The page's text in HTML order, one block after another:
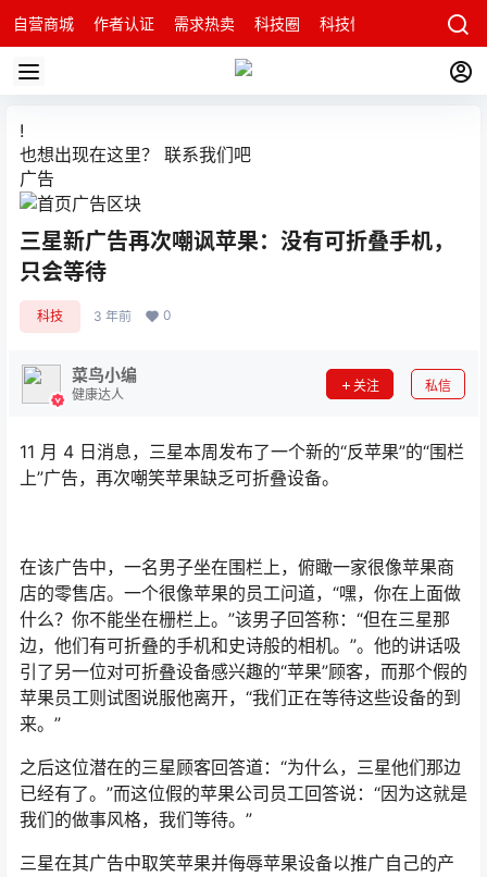
自营商城 作者认证 需求热卖 科技圈 科技快讯 智能科技问
!
也想出现在这里？ 联系我们吧
广告
三星新广告再次嘲讽苹果：没有可折叠手机，
只会等待
科技 3 年前 0
菜鸟小编
健康达人
关注 私信
11 月 4 日消息，三星本周发布了一个新的“反苹果”的“围栏
上”广告，再次嘲笑苹果缺乏可折叠设备。
在该广告中，一名男子坐在围栏上，俯瞰一家很像苹果商
店的零售店。一个很像苹果的员工问道，“嘿，你在上面做
什么？你不能坐在栅栏上。”该男子回答称：“但在三星那
边，他们有可折叠的手机和史诗般的相机。”。他的讲话吸
引了另一位对可折叠设备感兴趣的“苹果”顾客，而那个假的
苹果员工则试图说服他离开，“我们正在等待这些设备的到
来。”
之后这位潜在的三星顾客回答道：“为什么，三星他们那边
已经有了。”而这位假的苹果公司员工回答说：“因为这就是
我们的做事风格，我们等待。”
三星在其广告中取笑苹果并侮辱苹果设备以推广自己的产